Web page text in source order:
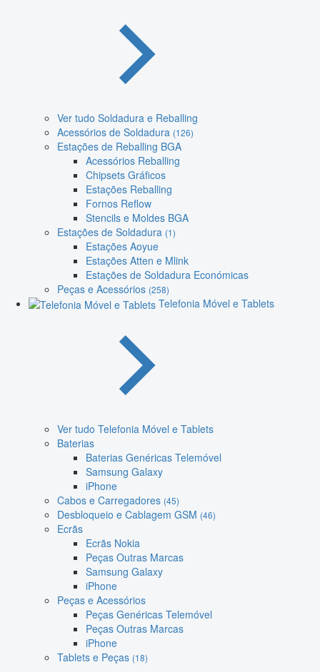
Ver tudo Soldadura e Reballing
Acessórios de Soldadura (126)
Estações de Reballing BGA
Acessórios Reballing
Chipsets Gráficos
Estações Reballing
Fornos Reflow
Stencils e Moldes BGA
Estações de Soldadura (1)
Estações Aoyue
Estações Atten e Mlink
Estações de Soldadura Económicas
Peças e Acessórios (258)
Telefonia Móvel e Tablets
Ver tudo Telefonia Móvel e Tablets
Baterias
Baterias Genéricas Telemóvel
Samsung Galaxy
iPhone
Cabos e Carregadores (45)
Desbloqueio e Cablagem GSM (46)
Ecrãs
Ecrãs Nokia
Peças Outras Marcas
Samsung Galaxy
iPhone
Peças e Acessórios
Peças Genéricas Telemóvel
Peças Outras Marcas
iPhone
Tablets e Peças (18)